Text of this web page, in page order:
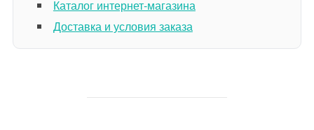
Каталог интернет-магазина
Доставка и условия заказа